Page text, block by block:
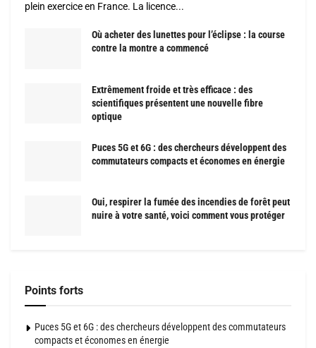
plein exercice en France. La licence...
Où acheter des lunettes pour l’éclipse : la course
contre la montre a commencé
Extrêmement froide et très efficace : des
scientifiques présentent une nouvelle fibre
optique
Puces 5G et 6G : des chercheurs développent des
commutateurs compacts et économes en énergie
Oui, respirer la fumée des incendies de forêt peut
nuire à votre santé, voici comment vous protéger
Points forts
Puces 5G et 6G : des chercheurs développent des commutateurs
compacts et économes en énergie